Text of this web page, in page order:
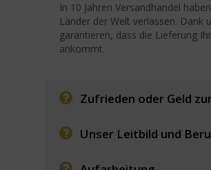
In 10 Jahren Versandhandel
Länder der Welt verlassen. Dank
garantieren, dass die Lieferung
ankommt.
Zufrieden oder Geld
Unser Leitbild und